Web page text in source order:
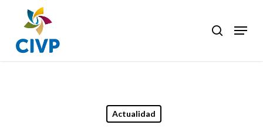
main
content
search
Menu
Actualidad
Close